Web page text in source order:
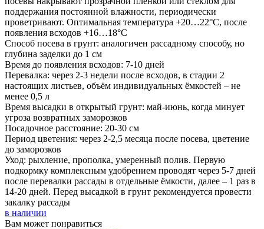
поддержания постоянной влажности, периодически
проветривают. Оптимальная температура +20…22°С, после
появления всходов +16…18°С
Способ посева в грунт: аналогичен рассадному способу, но
глубина заделки до 1 см
Время до появления всходов: 7-10 дней
Перевалка: через 2-3 недели после всходов, в стадии 2
настоящих листьев, объём индивидуальных ёмкостей – не
менее 0,5 л
Время высадки в открытый грунт: май-июнь, когда минует
угроза возвратных заморозков
Посадочное расстояние: 20-30 см
Период цветения: через 2-2,5 месяца после посева, цветение
до заморозков
Уход: рыхление, прополка, умеренный полив. Первую
подкормку комплексным удобрением проводят через 5-7 дней
после перевалки рассады в отдельные ёмкости, далее – 1 раз в
14-20 дней. Перед высадкой в грунт рекомендуется провести
закалку рассады
в наличии
Вам может понравиться